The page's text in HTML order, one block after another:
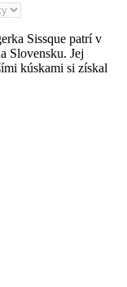
Sissque patrí v
Slovensku. Jej
kúskami si získal